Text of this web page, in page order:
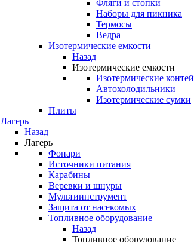
Фляги и стопки
Наборы для пикника
Термосы
Ведра
Изотермические емкости
Назад
Изотермические емкости
Изотермические
Автохолодильники
Изотермические сумки
Плиты
Лагерь
Назад
Лагерь
Фонари
Источники питания
Карабины
Веревки и шнуры
Мультиинструмент
Защита от насекомых
Топливное оборудование
Назад
Топливное оборудование